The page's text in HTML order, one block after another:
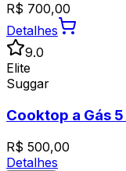
R$ 700,00
Detalhes
9.0
Elite
Suggar
Cooktop a Gás
R$ 500,00
Detalhes